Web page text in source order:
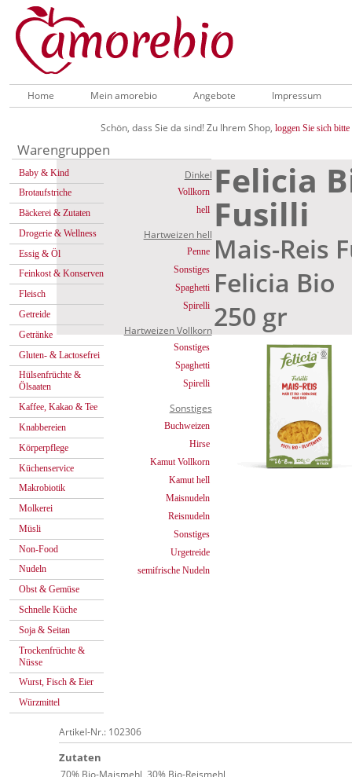
Home Mein amorebio Angebote Impressum
Schön, dass Sie da sind! Zu Ihrem Shop, loggen Sie sich bitte
Warengruppen
Baby & Kind
Brotaufstriche
Bäckerei & Zutaten
Drogerie & Wellness
Essig & Öl
Feinkost & Konserven
Fleisch
Getreide
Getränke
Gluten- & Lactosefrei
Hülsenfrüchte &
Ölsaaten
Kaffee, Kakao & Tee
Knabbereien
Körperpflege
Küchenservice
Makrobiotik
Molkerei
Müsli
Non-Food
Nudeln
Obst & Gemüse
Schnelle Küche
Soja & Seitan
Trockenfrüchte &
Nüsse
Wurst, Fisch & Eier
Würzmittel
Dinkel
Vollkorn
hell
Hartweizen hell
Penne
Sonstiges
Spaghetti
Spirelli
Hartweizen Vollkorn
Sonstiges
Spaghetti
Spirelli
Sonstiges
Buchweizen
Hirse
Kamut Vollkorn
Kamut hell
Maisnudeln
Reisnudeln
Sonstiges
Urgetreide
semifrische Nudeln
Felicia
Fusilli
Mais-Reis
Felicia Bio
250 gr
Artikel-Nr.: 102306
Zutaten
70% Bio-Maismehl, 30% Bio-Reismehl